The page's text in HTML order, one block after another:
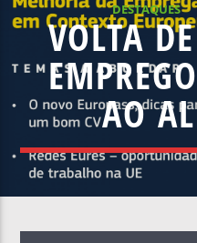
DESTAQUES
VOLTA
AO